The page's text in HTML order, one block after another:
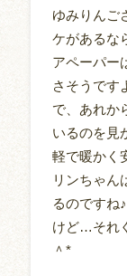
ゆみりんご
ケがあるな
アペーパー
さそうです
で、あれか
いるのを見
軽で暖かく
リンちゃん
るのですね
けど…それ
＾*